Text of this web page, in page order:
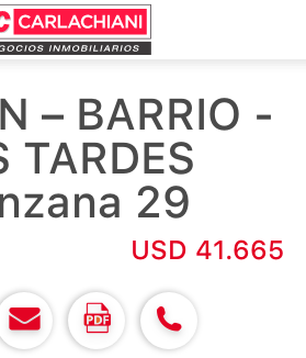
– BARRIO -
TARDES
29
USD 41.665